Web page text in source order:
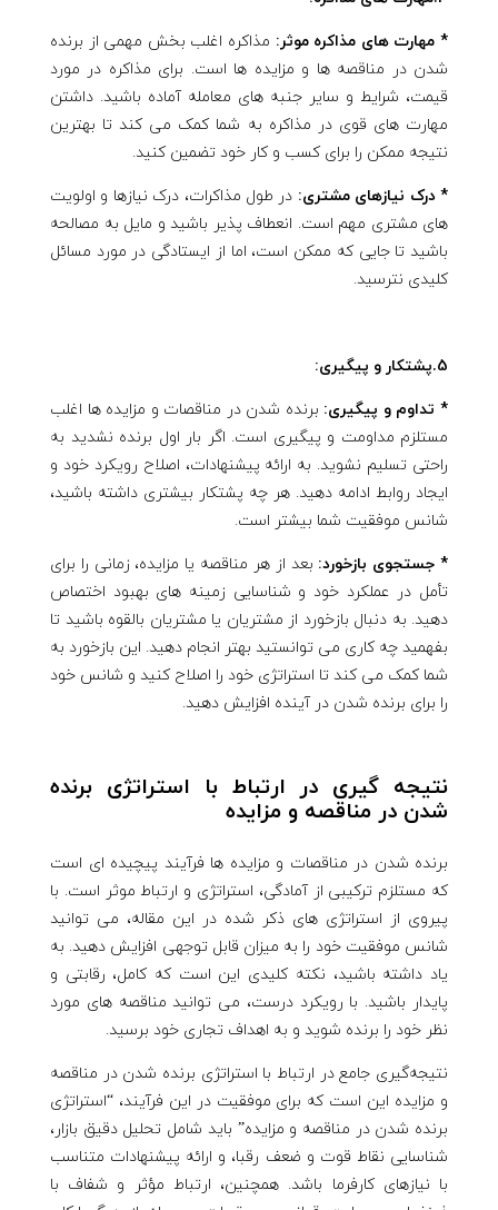
* مهارت های مذاکره موثر: مذاکره اغلب بخش مهمی از برنده
شدن در مناقصه ها و مزایده ها است. برای مذاکره در مورد
قیمت، شرایط و سایر جنبه های معامله آماده باشید. داشتن
مهارت های قوی در مذاکره به شما کمک می کند تا بهترین
نتیجه ممکن را برای کسب و کار خود تضمین کنید.
* درک نیازهای مشتری: در طول مذاکرات، درک نیازها و اولویت
های مشتری مهم است. انعطاف پذیر باشید و مایل به مصالحه
باشید تا جایی که ممکن است، اما از ایستادگی در مورد مسائل
کلیدی نترسید.
5.پشتکار و پیگیری:
* تداوم و پیگیری: برنده شدن در مناقصات و مزایده ها اغلب
مستلزم مداومت و پیگیری است. اگر بار اول برنده نشدید به
راحتی تسلیم نشوید. به ارائه پیشنهادات، اصلاح رویکرد خود و
ایجاد روابط ادامه دهید. هر چه پشتکار بیشتری داشته باشید،
شانس موفقیت شما بیشتر است.
* جستجوی بازخورد: بعد از هر مناقصه یا مزایده، زمانی را برای
تأمل در عملکرد خود و شناسایی زمینه های بهبود اختصاص
دهید. به دنبال بازخورد از مشتریان یا مشتریان بالقوه باشید تا
بفهمید چه کاری می توانستید بهتر انجام دهید. این بازخورد به
شما کمک می کند تا استراتژی خود را اصلاح کنید و شانس خود
را برای برنده شدن در آینده افزایش دهید.
نتیجه گیری در ارتباط با استراتژی برنده
شدن در مناقصه و مزایده
برنده شدن در مناقصات و مزایده ها فرآیند پیچیده ای است
که مستلزم ترکیبی از آمادگی، استراتژی و ارتباط موثر است. با
پیروی از استراتژی های ذکر شده در این مقاله، می توانید
شانس موفقیت خود را به میزان قابل توجهی افزایش دهید. به
یاد داشته باشید، نکته کلیدی این است که کامل، رقابتی و
پایدار باشید. با رویکرد درست، می توانید مناقصه های مورد
نظر خود را برنده شوید و به اهداف تجاری خود برسید.
نتیجه‌گیری جامع در ارتباط با استراتژی برنده شدن در مناقصه
و مزایده این است که برای موفقیت در این فرآیند، “استراتژی
برنده شدن در مناقصه و مزایده” باید شامل تحلیل دقیق بازار،
شناسایی نقاط قوت و ضعف رقبا، و ارائه پیشنهادات متناسب
با نیازهای کارفرما باشد. همچنین، ارتباط مؤثر و شفاف با